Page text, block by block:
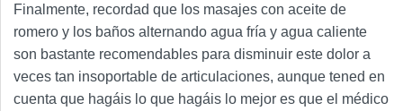
Finalmente, recordad que los masajes con aceite de
romero y los baños alternando agua fría y agua caliente
son bastante recomendables para disminuir este dolor a
veces tan insoportable de articulaciones, aunque tened en
cuenta que hagáis lo que hagáis lo mejor es que el médico